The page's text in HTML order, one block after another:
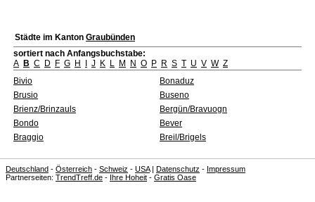
Städte im Kanton Graubünden
sortiert nach Anfangsbuchstabe:
A B C D F G H J K L M N O P R S T U V W Z
Bivio
Bonaduz
Brusio
Buseno
Brienz/Brinzauls
Bergün/Bravuogn
Bondo
Bever
Braggio
Breil/Brigels
Deutschland - Österreich - Schweiz - USA| Datenschutz - Impressum
Partnerseiten: TrendTreff.de - Ihre Hoheit - Gratis Oase